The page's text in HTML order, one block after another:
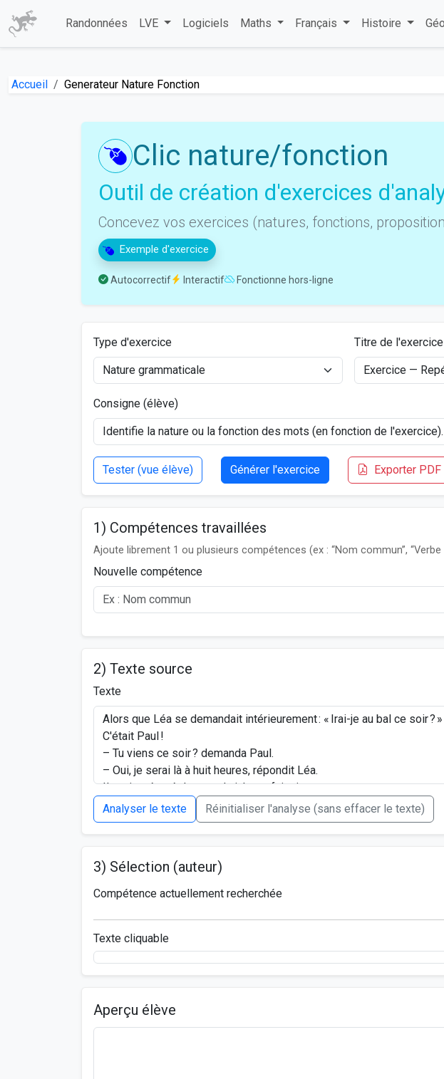
Randonnées LVE Logiciels Maths Français Histoire
Accueil Generateur Nature Fonction
Clic nature/fonction
Outil de création d'exercices
Concevez vos exercices (natures, fonctions,
Exemple d'exercice
Autocorrectif Interactif Fonctionne hors-ligne
Type d'exercice Titre de
Consigne (élève)
Tester (vue élève) Générer l'exercice Exporter
1) Compétences travaillées
Ajoute librement 1 ou plusieurs compétences (ex : “Nom commun”,
Nouvelle compétence
2) Texte source
Texte
Analyser le texte Réinitialiser l'analyse (sans effacer le texte)
3) Sélection (auteur)
Compétence actuellement recherchée
Texte cliquable
Aperçu élève